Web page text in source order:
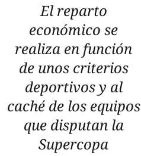
El reparto
económico se
realiza en función
de unos criterios
deportivos y al
caché de los equipos
que disputan la
Supercopa